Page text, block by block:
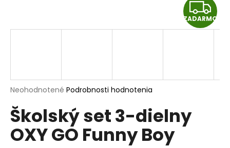
Priemerné
produktu
je
0,0
z
Neohodnotené Podrobnosti hodnotenia
Školský set 3-dielny
OXY GO Funny Boy
Z
A
ZADARMO
j
HĽADAŤ